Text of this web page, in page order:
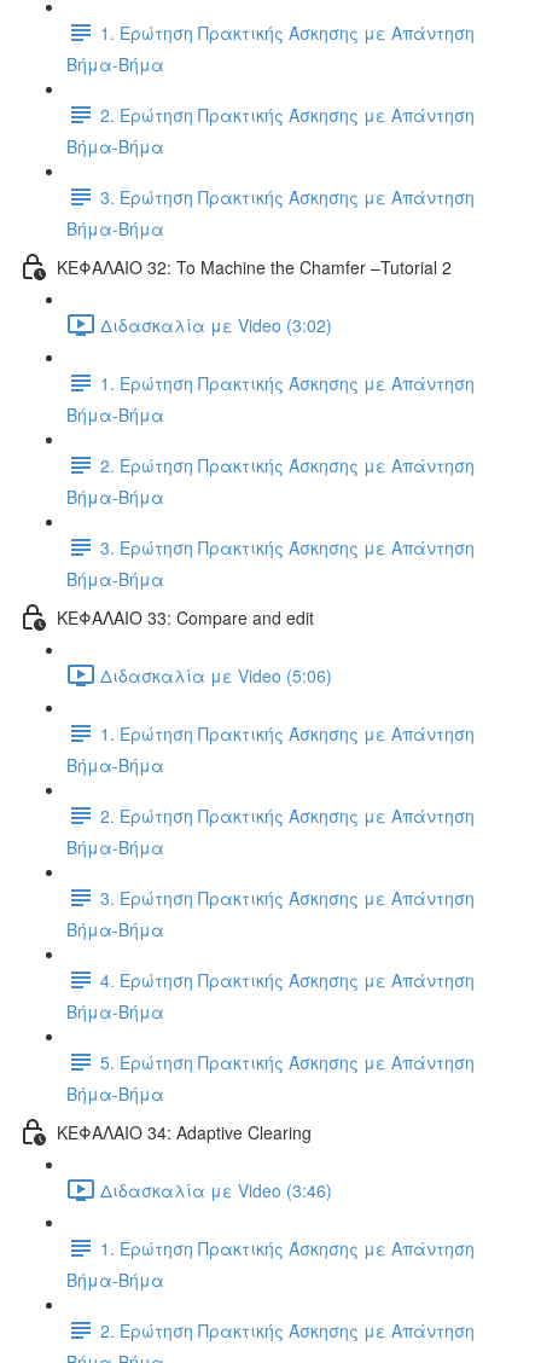
1. Ερώτηση Πρακτικής Άσκησης με Απάντηση
Βήμα-Βήμα
2. Ερώτηση Πρακτικής Άσκησης με Απάντηση
Βήμα-Βήμα
3. Ερώτηση Πρακτικής Άσκησης με Απάντηση
Βήμα-Βήμα
ΚΕΦΑΛΑΙΟ 32: To Machine the Chamfer –Tutorial 2
Διδασκαλία με Video (3:02)
1. Ερώτηση Πρακτικής Άσκησης με Απάντηση
Βήμα-Βήμα
2. Ερώτηση Πρακτικής Άσκησης με Απάντηση
Βήμα-Βήμα
3. Ερώτηση Πρακτικής Άσκησης με Απάντηση
Βήμα-Βήμα
ΚΕΦΑΛΑΙΟ 33: Compare and edit
Διδασκαλία με Video (5:06)
1. Ερώτηση Πρακτικής Άσκησης με Απάντηση
Βήμα-Βήμα
2. Ερώτηση Πρακτικής Άσκησης με Απάντηση
Βήμα-Βήμα
3. Ερώτηση Πρακτικής Άσκησης με Απάντηση
Βήμα-Βήμα
4. Ερώτηση Πρακτικής Άσκησης με Απάντηση
Βήμα-Βήμα
5. Ερώτηση Πρακτικής Άσκησης με Απάντηση
Βήμα-Βήμα
ΚΕΦΑΛΑΙΟ 34: Adaptive Clearing
Διδασκαλία με Video (3:46)
1. Ερώτηση Πρακτικής Άσκησης με Απάντηση
Βήμα-Βήμα
2. Ερώτηση Πρακτικής Άσκησης με Απάντηση